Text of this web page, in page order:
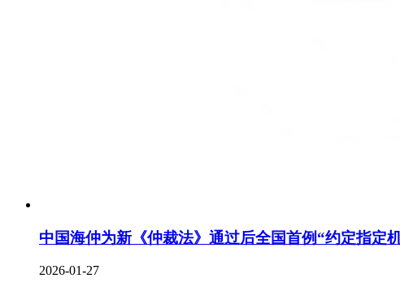
中国海仲为新《仲裁法》通过后全国首例“约定指定
2026-01-27